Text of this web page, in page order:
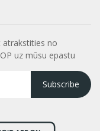
atrakstities no
uz mūsu epastu
Subscribe